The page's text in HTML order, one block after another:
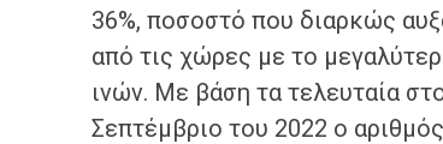
36%, ποσοστό που διαρκώς
από τις χώρες με το
ινών. Με βάση τα τελευταία
Σεπτέμβριο του 2022 ο